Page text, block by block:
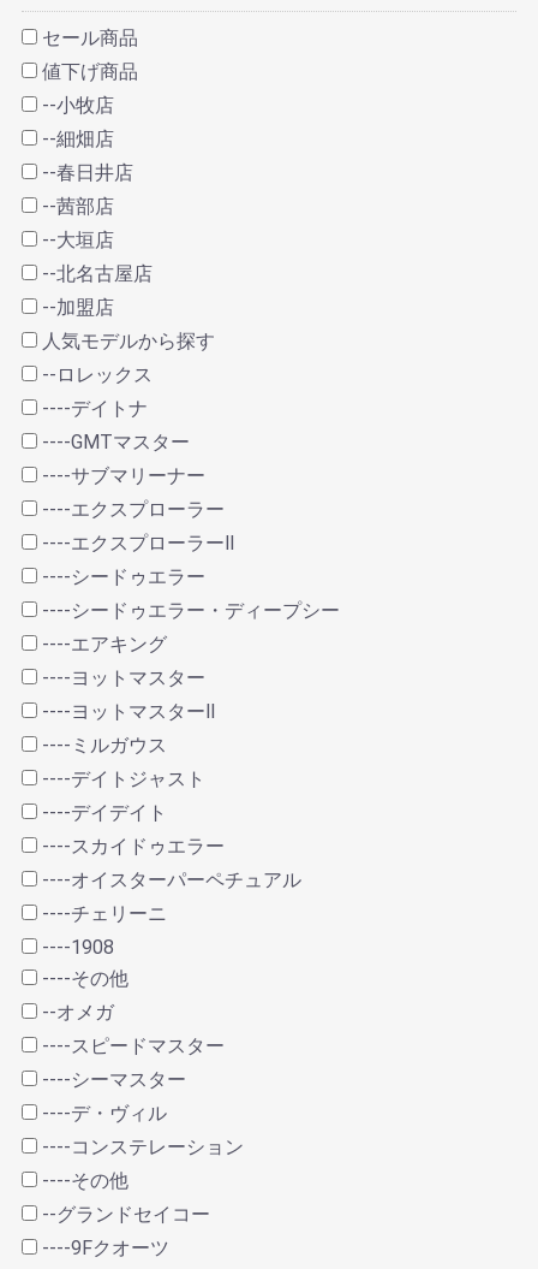
セール商品
値下げ商品
--小牧店
--細畑店
--春日井店
--茜部店
--大垣店
--北名古屋店
--加盟店
人気モデルから探す
--ロレックス
----デイトナ
----GMTマスター
----サブマリーナー
----エクスプローラー
----エクスプローラーⅡ
----シードゥエラー
----シードゥエラー・ディープシー
----エアキング
----ヨットマスター
----ヨットマスターⅡ
----ミルガウス
----デイトジャスト
----デイデイト
----スカイドゥエラー
----オイスターパーペチュアル
----チェリーニ
----1908
----その他
--オメガ
----スピードマスター
----シーマスター
----デ・ヴィル
----コンステレーション
----その他
--グランドセイコー
----9Fクオーツ